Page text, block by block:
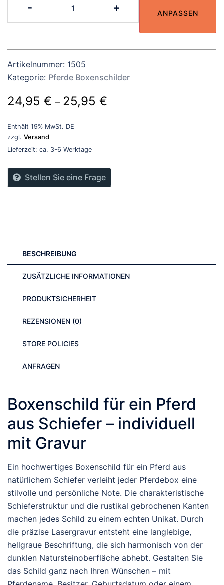
-
für
ein
aus
Schiefer
mit
Maße:
mm
+ ANPASSEN
Artikelnummer: 1505
Kategorie: Pferde Boxenschilder
24,95 € – 25,95 €
Enthält 19% MwSt. DE
zzgl. Versand
Lieferzeit: ca. 3-6 Werktage
Stellen Sie eine Frage
BESCHREIBUNG
ZUSÄTZLICHE INFORMATIONEN
PRODUKTSICHERHEIT
REZENSIONEN (0)
STORE POLICIES
ANFRAGEN
Boxenschild für ein Pferd
aus Schiefer – individuell
mit Gravur
Ein hochwertiges Boxenschild für ein Pferd aus
natürlichem Schiefer verleiht jeder Pferdebox eine
stilvolle und persönliche Note. Die charakteristische
Schieferstruktur und die rustikal gebrochenen Kanten
machen jedes Schild zu einem echten Unikat. Durch
die präzise Lasergravur entsteht eine langlebige,
hellgraue Beschriftung, die sich harmonisch von der
dunklen Natursteinoberfläche abhebt. Gestalten Sie
das Schild ganz nach Ihren Wünschen – mit